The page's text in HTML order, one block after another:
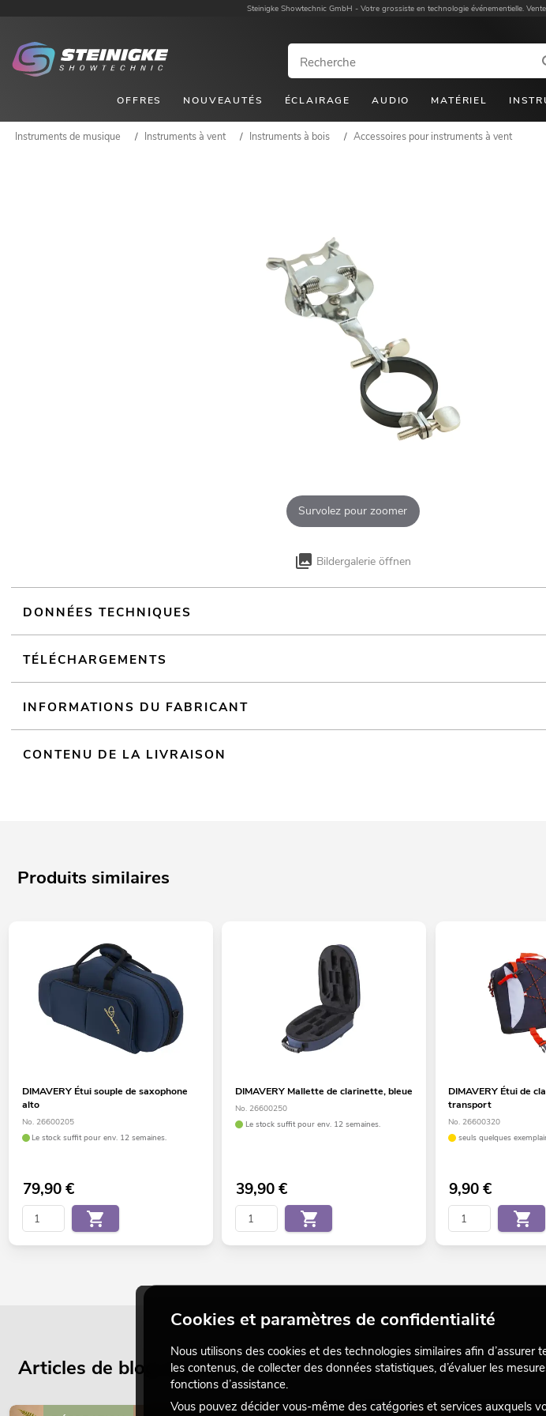
Steinigke Showtechnic GmbH - Votre grossiste en technologie événementielle.
OFFRES NOUVEAUTÉS ÉCLAIRAGE AUDIO MATÉRIEL
Instruments de musique / Instruments à vent / Instruments à bois / Accessoires pour instruments à vent
Survolez pour zoomer
Bildergalerie öffnen
DONNÉES TECHNIQUES
TÉLÉCHARGEMENTS
INFORMATIONS DU FABRICANT
CONTENU DE LA LIVRAISON
Produits similaires
DIMAVERY Étui souple de saxophone
alto
No. 26600205
Le stock suffit pour env. 12 semaines.
79,90€
DIMAVERY Mallette de clarinette, bleue
No. 26600250
Le stock suffit pour env. 12 semaines.
39,90€
DIMAVERY Étui de
transport
No. 26600320
seuls quelques
9,90€
Articles de blog actuels
Cookies et paramètres de confidentialité
Nous utilisons des cookies et des technologies similaires afin
les contenus, de collecter des données statistiques, d’évaluer les
fonctions d’assistance.
Vous pouvez décider vous-même des catégories et services auxquels